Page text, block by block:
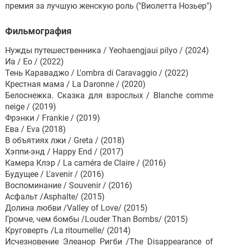
премия за лучшую женскую роль ("Виолетта Нозьер")
Фильмография
Нужды путешественника / Yeohaengjaui pilyo / (2024)
Иа / Eo / (2022)
Тень Караваджо / L'ombra di Caravaggio / (2022)
Крестная мама / La Daronne / (2020)
Белоснежка. Сказка для взрослых / Blanche comme
neige / (2019)
Фрэнки / Frankie / (2019)
Ева / Eva (2018)
В объятиях лжи / Greta / (2018)
Хэппи-энд / Happy End / (2017)
Камера Клэр / La caméra de Claire / (2016)
Будущее / L'avenir / (2016)
Воспоминание / Souvenir / (2016)
Асфальт /Asphalte/ (2015)
Долина любви /Valley of Love/ (2015)
Громче, чем бомбы /Louder Than Bombs/ (2015)
Круговерть /La ritournelle/ (2014)
Исчезновение Элеанор Ригби /The Disappearance of